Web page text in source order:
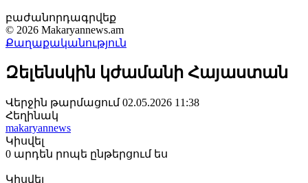
բաժանորդագրվեք
© 2026 Makaryannews.am
Քաղաքականություն
Զելենսկին կժամանի Հայաստան
Վերջին թարմացում 02.05.2026 11:38
Հեղինակ
makaryannews
Կիսվել
0 արդեն րոպե ընթերցում ես
Կիսվել